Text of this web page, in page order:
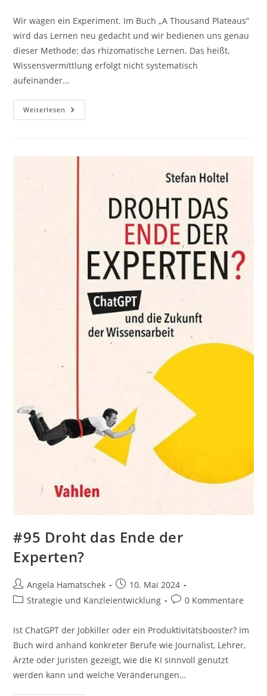
Wir wagen ein Experiment. Im Buch „A Thousand Plateaus“
wird das Lernen neu gedacht und wir bedienen uns genau
dieser Methode: das rhizomatische Lernen. Das heißt,
Wissensvermittlung erfolgt nicht systematisch
aufeinander…
Weiterlesen #112
A
#95 Droht das Ende der
Experten?
Beitrags-
Autor:
Angela Hamatschek
Beitrag
veröffentlicht:
10. Mai 2024
Beitrags-
Strategie und Kanzleientwicklung
Beitrags-
0 Kommentare
Ist ChatGPT der Jobkiller oder ein Produktivitätsbooster? Im
Buch wird anhand konkreter Berufe wie Journalist, Lehrer,
Ärzte oder Juristen gezeigt, wie die KI sinnvoll genutzt
werden kann und welche Veränderungen…